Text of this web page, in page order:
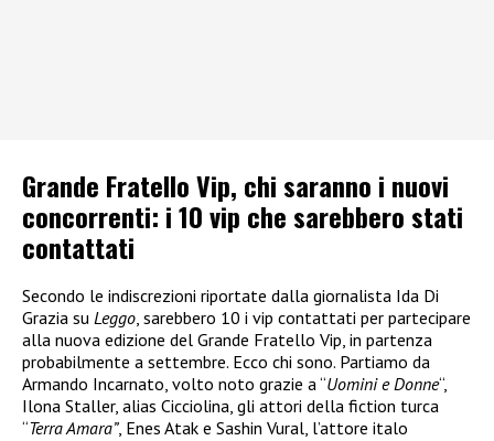
Grande Fratello Vip, chi saranno i nuovi
concorrenti: i 10 vip che sarebbero stati
contattati
Secondo le indiscrezioni riportate dalla giornalista Ida Di
Grazia su Leggo , sarebbero 10 i vip contattati per partecipare
alla nuova edizione del Grande Fratello Vip, in partenza
probabilmente a settembre. Ecco chi sono. Partiamo da
Armando Incarnato, volto noto grazie a “Uomini e Donne“,
Ilona Staller, alias Cicciolina, gli attori della fiction turca
“Terra Amara”, Enes Atak e Sashin Vural, l’attore italo